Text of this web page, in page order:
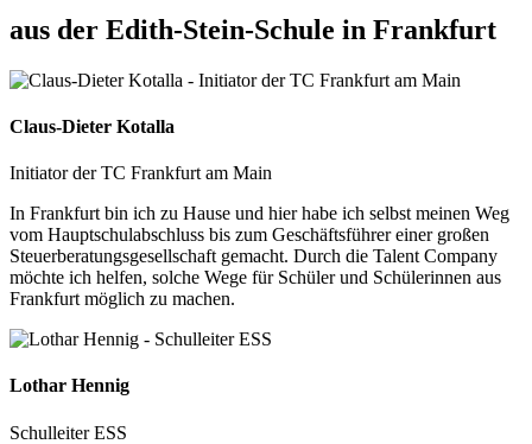
aus der Edith-Stein-Schule in Frankfurt
Claus-Dieter Kotalla
Initiator der TC Frankfurt am Main
In Frankfurt bin ich zu Hause und hier habe ich selbst meinen Weg
vom Hauptschulabschluss bis zum Geschäftsführer einer großen
Steuerberatungsgesellschaft gemacht. Durch die Talent Company
möchte ich helfen, solche Wege für Schüler und Schülerinnen aus
Frankfurt möglich zu machen.
Lothar Hennig
Schulleiter ESS